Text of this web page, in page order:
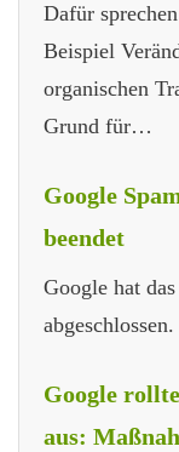
Dafür
Beispiel
organischen
Grund für…
Google
beendet
Google hat
Google
aus: